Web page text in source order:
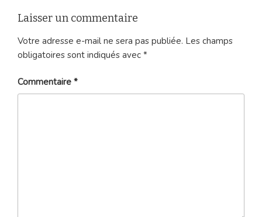
Laisser un commentaire
Votre adresse e-mail ne sera pas publiée. Les champs
obligatoires sont indiqués avec *
Commentaire *